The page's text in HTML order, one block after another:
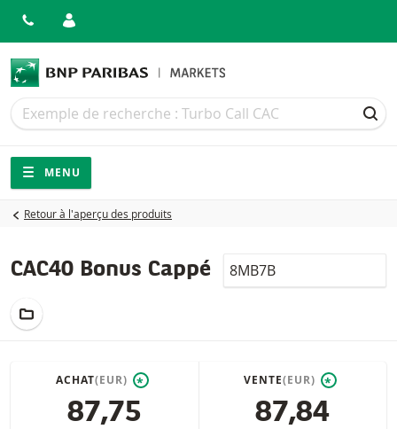
Recherche
Recherche
Navigation
Navigation sur le site
MENU
Retour à l'aperçu des produits
CAC40 Bonus Cappé LocalCode
ACHAT(EUR) *
87,75
VENTE(EUR) *
87,84